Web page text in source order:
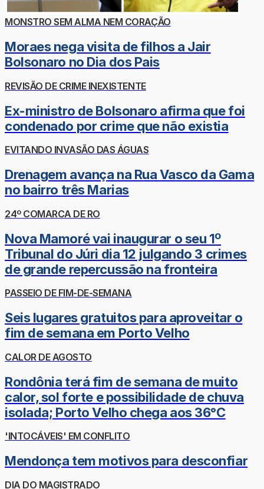
MONSTRO SEM ALMA NEM CORAÇÃO
Moraes nega visita de filhos a Jair
Bolsonaro no Dia dos Pais
REVISÃO DE CRIME INEXISTENTE
Ex-ministro de Bolsonaro afirma que foi
condenado por crime que não existia
EVITANDO INVASÃO DAS ÁGUAS
Drenagem avança na Rua Vasco da Gama
no bairro três Marias
24º COMARCA DE RO
Nova Mamoré vai inaugurar o seu 1º
Tribunal do Júri dia 12 julgando 3 crimes
de grande repercussão na fronteira
PASSEIO DE FIM-DE-SEMANA
Seis lugares gratuitos para aproveitar o
fim de semana em Porto Velho
CALOR DE AGOSTO
Rondônia terá fim de semana de muito
calor, sol forte e possibilidade de chuva
isolada; Porto Velho chega aos 36°C
'INTOCÁVEIS' EM CONFLITO
Mendonça tem motivos para desconfiar
DIA DO MAGISTRADO